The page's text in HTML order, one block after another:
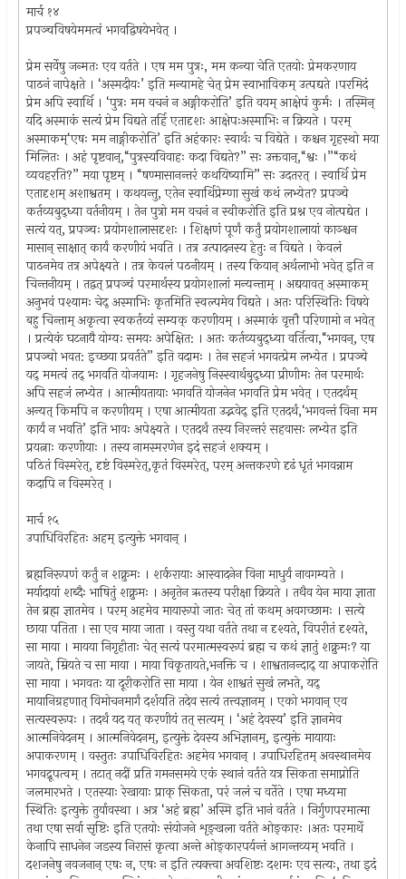
मार्च १४
प्रपञ्चविषयेममत्वं भगवद्विषयेभवेत् ।
प्रेम सर्वेषु जन्मतः एव वर्तते । एष मम पुत्रः, मम कन्या चेति एतयोः प्रेमकरणाय
पाठनं नापेक्षते । ‘अस्मदीयः’ इति मन्यामहे चेत् प्रेम स्वाभाविकम् उत्पद्यते ।परमिदं
प्रेम अपि स्वार्थि । ‘पुत्रः मम वचनं न अङ्गीकरोति’ इति वयम् आक्षेपं कुर्मः । तस्मिन्
यदि अस्माकं सत्यं प्रेम विद्यते तर्हि एतादृशः आक्षेपःअस्माभिः न क्रियते । परम्
अस्माकम्‘एषः मम नाङ्गीकरोति’ इति अहंकारः स्वार्थः च विद्येते । कश्चन गृहस्थो मया
मिलितः । अहं पृष्टवान्,“पुत्रस्यविवाहः कदा विद्यते?” सः उक्तवान्,“श्वः ।”“कथं
व्यवहरति?” मया पृष्टम् । “षण्मासानन्तरं कथयिष्यामि” सः उदतरत् । स्वार्थि प्रेम
एतादृशम् अशाश्वतम् । कथयन्तु, एतेन स्वार्थिप्रेम्णा सुखं कथं लभ्येत? प्रपञ्चे
कर्तव्यबुद्ध्या वर्तनीयम् । तेन पुत्रो मम वचनं न स्वीकरोति इति प्रश्न एव नोत्पद्येत ।
सत्यं यत्, प्रपञ्चः प्रयोगशालासदृशः । शिक्षणं पूर्णं कर्तुं प्रयोगशालायां काञ्श्चन
मासान् साक्षात् कार्यं करणीयं भवति । तत्र उत्पादनस्य हेतुः न विद्यते । केवलं
पाठनमेव तत्र अपेक्ष्यते । तत्र केवलं पठनीयम् । तस्य कियान् अर्थलाभो भवेत् इति न
चिन्तनीयम् । तद्वत् प्रपञ्चं परमार्थस्य प्रयोगशालां मन्यन्ताम् । अद्ययावत् अस्माकम्
अनुभवं पश्यामः चेद् अस्माभिः कृतमिति स्वल्पमेव विद्यते । अतः परिस्थितिः विषये
बहु चिन्ताम् अकृत्वा स्वकर्तव्यं सम्यक् करणीयम् । अस्माकं वृत्तौ परिणामो न भवेत्
। प्रत्येकं घटनायै योग्यः समयः अपेक्षित: । अतः कर्तव्यबुद्ध्या वर्तित्वा,“भगवन्, एष
प्रपञ्चो भवत: इच्छया प्रवर्तते” इति वदामः । तेन सहजं भगवत्प्रेम लभ्येत । प्रपञ्चे
यद् ममत्वं तद् भगवति योजयामः । गृहजनेषु निस्स्वार्थबुद्ध्या प्रीणीमः तेन परमार्थः
अपि सहजं लभ्येत । आत्मीयतायाः भगवति योजनेन भगवति प्रेम भवेत् । एतदर्थम्
अन्यत् किमपि न करणीयम् । एषा आत्मीयता उद्भवेद् इति एतदर्थं,‘भगवन्तं विना मम
कार्यं न भवति’ इति भावः अपेक्ष्यते । एतदर्थं तस्य निरन्तरं सहवासः लभ्येत इति
प्रयत्नाः करणीयाः । तस्य नामस्मरणेन इदं सहजं शक्यम् ।
पठितं विस्मरेत्, दृष्टं विस्मरेत्,कृतं विस्मरेत्, परम् अन्तकरणे दृढं धृतं भगवन्नाम
कदापि न विस्मरेत् ।
मार्च १५
उपाधिविरहितः अहम् इत्युक्ते भगवान् ।
ब्रह्मनिरूपणं कर्तुं न शक्नुमः । शर्करायाः आस्वादनेन विना माधुर्यं नावगम्यते ।
मर्यादायां शब्दैः भाषितुं शक्नुमः । अनृतेन ऋतस्य परीक्षा क्रियते । तथैव येन माया ज्ञाता
तेन ब्रह्म ज्ञातमेव । परम् अहमेव मायारूपो जातः चेत् तां कथम् अवगच्छामः । सत्ये
छाया पतिता । सा एव माया जाता । वस्तु यथा वर्तते तथा न दृश्यते, विपरीतं दृश्यते,
सा माया । मायया निगृहीताः चेत् सत्यं परमात्मस्वरूपं ब्रह्म च कथं ज्ञातुं शक्नुमः? या
जायते, म्रियते च सा माया । माया विकृतायते,भनक्ति च । शाश्वतानन्दाद् या अपाकरोति
सा माया । भगवतः या दूरीकरोति सा माया । येन शाश्वतं सुखं लभते, यद्
मायानिग्रहणात् विमोचनमार्गं दर्शयति तदेव सत्यं तत्त्वज्ञानम् । एको भगवान् एव
सत्यस्वरूपः । तदर्थं यद यत् करणीयं तत् सत्यम् । ‘अहं देवस्य’ इति ज्ञानमेव
आत्मनिवेदनम् । आत्मनिवेदनम्, इत्युक्ते देवस्य अभिज्ञानम्, इत्युक्ते मायायाः
अपाकरणम् । वस्तुतः उपाधिविरहितः अहमेव भगवान् । उपाधिरहितम् अवस्थानमेव
भगवद्रूपत्वम् । तटात् नदीं प्रति गमनसमये एकं स्थानं वर्तते यत्र सिकता समाप्नोति
जलमारभते । एतस्याः रेखायाः प्राक् सिकता, परं जलं च वर्तेते । एषा मध्यमा
स्थितिः इत्युक्ते तुर्यावस्था । अत्र ‘अहं ब्रह्म’ अस्मि इति भानं वर्तते । निर्गुणपरमात्मा
तथा एषा सर्वा सृष्टिः इति एतयोः संयोजने शृङ्खला वर्तते ओङ्कारः ।अतः परमार्थे
केनापि साधनेन जडस्य निरासं कृत्वा अन्ते ओङ्कारपर्यन्तं आगन्तव्यम् भवति ।
दशजनेषु नवजनान् एषः न, एषः न इति त्यक्त्वा अवशिष्टः दशमः एव सत्यः, तथा इदं